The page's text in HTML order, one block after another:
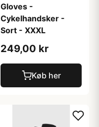
Gloves -
Cykelhandsker -
Sort - XXXL
249,00 kr
Køb her